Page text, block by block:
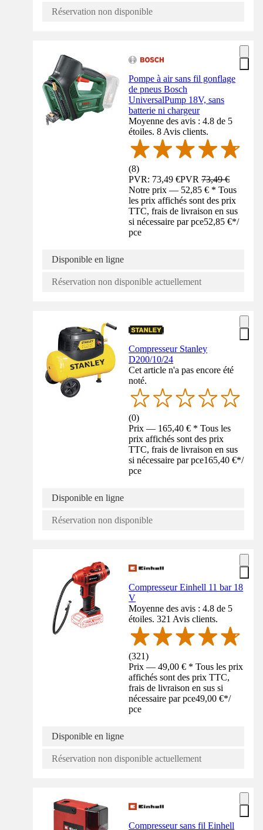
Réservation non disponible
Pompe à air sans fil gonflage
de pneus Bosch
UniversalPump 18V, sans
batterie ni chargeur
Moyenne des avis : 4.8 de 5
étoiles. 8 Avis clients.
(8)
PVR: 73,49 €PVR73,49 €
Notre prix — 52,85 € * Tous
les prix affichés sont des prix
TTC, frais de livraison en sus
si nécessaire par pce52,85 €*/
pce
Disponible en ligne
Réservation non disponible actuellement
Compresseur Stanley
D200/10/24
Cet article n'a pas encore été
noté.
(0)
Prix — 165,40 € * Tous les
prix affichés sont des prix
TTC, frais de livraison en sus
si nécessaire par pce165,40 €*/
pce
Disponible en ligne
Réservation non disponible
Compresseur Einhell 11 bar 18
V
Moyenne des avis : 4.8 de 5
étoiles. 321 Avis clients.
(321)
Prix — 49,00 € * Tous les prix
affichés sont des prix TTC,
frais de livraison en sus si
nécessaire par pce49,00 €*/
pce
Disponible en ligne
Réservation non disponible actuellement
Compresseur sans fil Einhell